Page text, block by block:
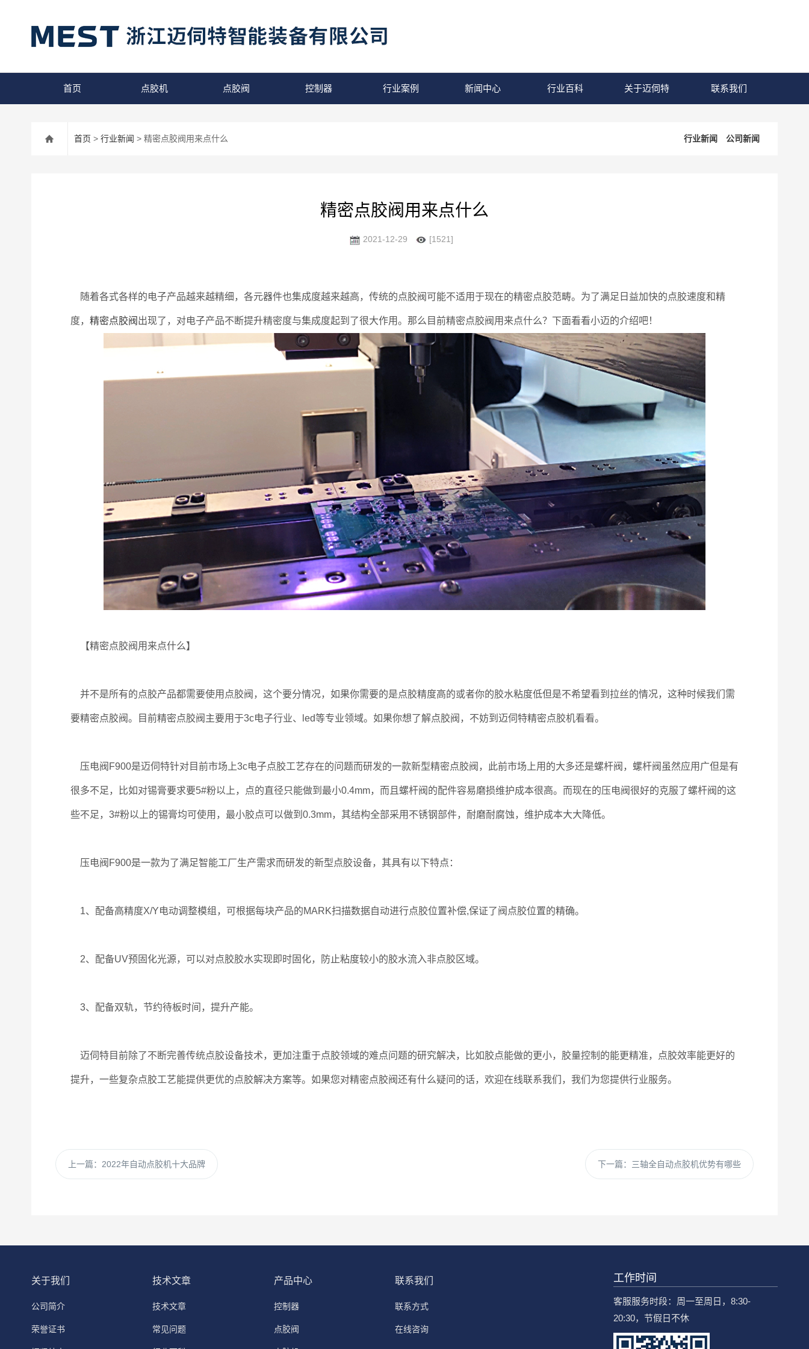
首页 点胶机 点胶阀 控制器 行业案例 新闻中心 行业百科 关于迈伺特 联系我们
首页 > 行业新闻 > 精密点胶阀用来点什么 行业新闻 公司新闻
精密点胶阀用来点什么
2021-12-29 [1521]
随着各式各样的电子产品越来越精细，各元器件也集成度越来越高，传统的点胶阀可能不适用于现在的精密点胶范畴。为了满足日益加快的点胶速度和精
度， 精密点胶阀 出现了，对电子产品不断提升精密度与集成度起到了很大作用。那么目前精密点胶阀用来点什么？下面看看小迈的介绍吧！
【精密点胶阀用来点什么】
并不是所有的点胶产品都需要使用点胶阀，这个要分情况，如果你需要的是点胶精度高的或者你的胶水粘度低但是不希望看到拉丝的情况，这种时候我们需
要精密点胶阀。目前精密点胶阀主要用于3c电子行业、led等专业领域。如果你想了解点胶阀，不妨到迈伺特精密点胶机看看。
压电阀F900是迈伺特针对目前市场上3c电子点胶工艺存在的问题而研发的一款新型精密点胶阀，此前市场上用的大多还是螺杆阀，螺杆阀虽然应用广但是有
很多不足，比如对锡膏要求要5#粉以上，点的直径只能做到最小0.4mm，而且螺杆阀的配件容易磨损维护成本很高。而现在的压电阀很好的克服了螺杆阀的这
些不足，3#粉以上的锡膏均可使用，最小胶点可以做到0.3mm，其结构全部采用不锈钢部件，耐磨耐腐蚀，维护成本大大降低。
压电阀F900是一款为了满足智能工厂生产需求而研发的新型点胶设备，其具有以下特点：
1、配备高精度X/Y电动调整模组，可根据每块产品的MARK扫描数据自动进行点胶位置补偿,保证了阀点胶位置的精确。
2、配备UV预固化光源，可以对点胶胶水实现即时固化，防止粘度较小的胶水流入非点胶区域。
3、配备双轨，节约待板时间，提升产能。
迈伺特目前除了不断完善传统点胶设备技术，更加注重于点胶领域的难点问题的研究解决，比如胶点能做的更小，胶量控制的能更精准，点胶效率能更好的
提升，一些复杂点胶工艺能提供更优的点胶解决方案等。如果您对精密点胶阀还有什么疑问的话，欢迎在线联系我们，我们为您提供行业服务。
上一篇： 2022年自动点胶机十大品牌 下一篇： 三轴全自动点胶机优势有哪些
关于我们
公司简介
荣誉证书
技术文章
技术文章
常见问题
产品中心
控制器
点胶阀
联系我们
联系方式
在线咨询
工作时间
客服服务时段：周一至周日，8:30-
20:30，节假日不休